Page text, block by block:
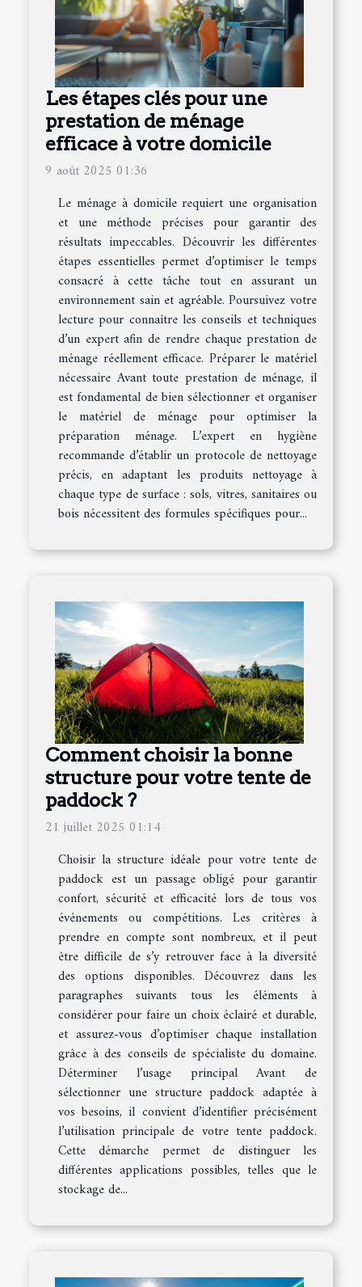
Les étapes clés pour une
prestation de ménage
efficace à votre domicile
9 août 2025 01:36
Le ménage à domicile requiert une organisation
et une méthode précises pour garantir des
résultats impeccables. Découvrir les différentes
étapes essentielles permet d’optimiser le temps
consacré à cette tâche tout en assurant un
environnement sain et agréable. Poursuivez votre
lecture pour connaître les conseils et techniques
d’un expert afin de rendre chaque prestation de
ménage réellement efficace. Préparer le matériel
nécessaire Avant toute prestation de ménage, il
est fondamental de bien sélectionner et organiser
le matériel de ménage pour optimiser la
préparation ménage. L’expert en hygiène
recommande d’établir un protocole de nettoyage
précis, en adaptant les produits nettoyage à
chaque type de surface : sols, vitres, sanitaires ou
bois nécessitent des formules spécifiques pour...
Comment choisir la bonne
structure pour votre tente de
paddock ?
21 juillet 2025 01:14
Choisir la structure idéale pour votre tente de
paddock est un passage obligé pour garantir
confort, sécurité et efficacité lors de tous vos
événements ou compétitions. Les critères à
prendre en compte sont nombreux, et il peut
être difficile de s’y retrouver face à la diversité
des options disponibles. Découvrez dans les
paragraphes suivants tous les éléments à
considérer pour faire un choix éclairé et durable,
et assurez-vous d’optimiser chaque installation
grâce à des conseils de spécialiste du domaine.
Déterminer l’usage principal Avant de
sélectionner une structure paddock adaptée à
vos besoins, il convient d’identifier précisément
l’utilisation principale de votre tente paddock.
Cette démarche permet de distinguer les
différentes applications possibles, telles que le
stockage de...